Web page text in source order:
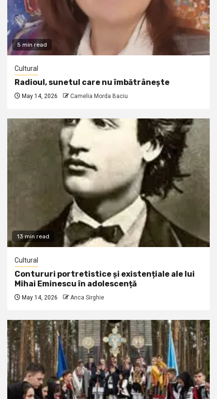
5 min read
Cultural
Radioul, sunetul care nu îmbătrânește
May 14, 2026 Camelia Morda Baciu
13 min read
Cultural
Contururi portretistice și existențiale ale lui
Mihai Eminescu în adolescență
May 14, 2026 Anca Sirghie